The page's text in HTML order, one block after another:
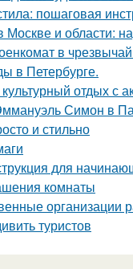
пошаговая
и области:
в
в Петербурге.
отдых с
Симон в
и стильно
для
комнаты
организации
туристов